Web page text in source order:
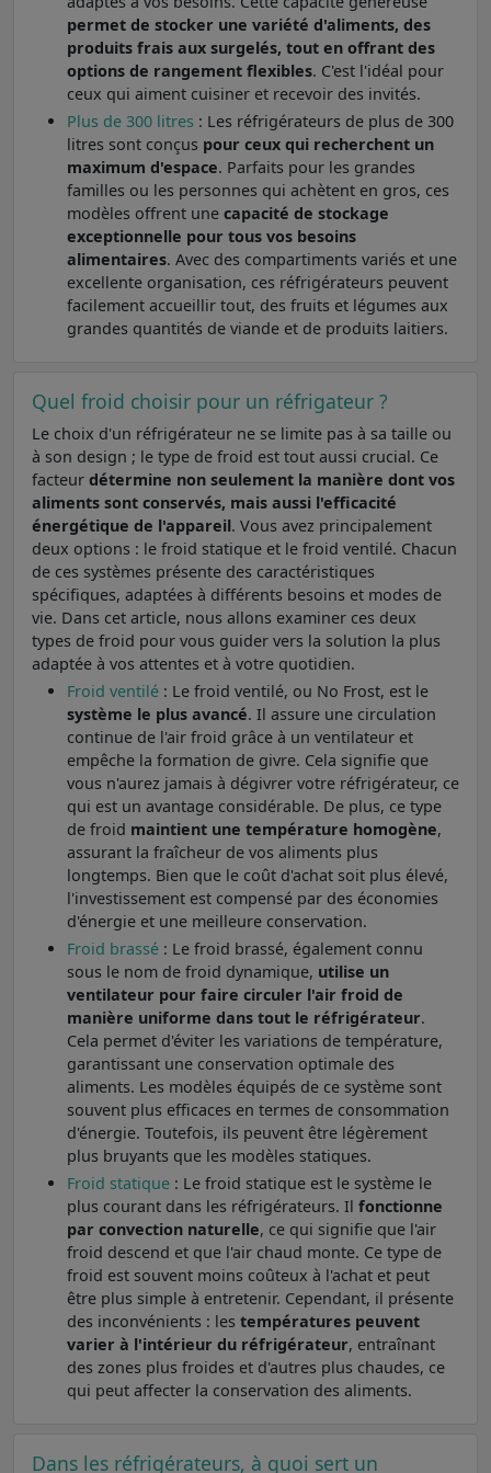
permet de stocker une variété d'aliments, des
produits frais aux surgelés, tout en offrant des
options de rangement flexibles. C'est l'idéal pour
ceux qui aiment cuisiner et recevoir des invités.
Plus de 300 litres : Les réfrigérateurs de plus de 300
litres sont conçus pour ceux qui recherchent un
maximum d'espace. Parfaits pour les grandes
familles ou les personnes qui achètent en gros, ces
modèles offrent une capacité de stockage
exceptionnelle pour tous vos besoins
alimentaires. Avec des compartiments variés et une
excellente organisation, ces réfrigérateurs peuvent
facilement accueillir tout, des fruits et légumes aux
grandes quantités de viande et de produits laitiers.
Quel froid choisir pour un réfrigateur ?
Le choix d'un réfrigérateur ne se limite pas à sa taille ou
à son design ; le type de froid est tout aussi crucial. Ce
facteur détermine non seulement la manière dont vos
aliments sont conservés, mais aussi l'efficacité
énergétique de l'appareil. Vous avez principalement
deux options : le froid statique et le froid ventilé. Chacun
de ces systèmes présente des caractéristiques
spécifiques, adaptées à différents besoins et modes de
vie. Dans cet article, nous allons examiner ces deux
types de froid pour vous guider vers la solution la plus
adaptée à vos attentes et à votre quotidien.
Froid ventilé : Le froid ventilé, ou No Frost, est le
système le plus avancé. Il assure une circulation
continue de l'air froid grâce à un ventilateur et
empêche la formation de givre. Cela signifie que
vous n'aurez jamais à dégivrer votre réfrigérateur, ce
qui est un avantage considérable. De plus, ce type
de froid maintient une température homogène,
assurant la fraîcheur de vos aliments plus
longtemps. Bien que le coût d'achat soit plus élevé,
l'investissement est compensé par des économies
d'énergie et une meilleure conservation.
Froid brassé : Le froid brassé, également connu
sous le nom de froid dynamique, utilise un
ventilateur pour faire circuler l'air froid de
manière uniforme dans tout le réfrigérateur.
Cela permet d'éviter les variations de température,
garantissant une conservation optimale des
aliments. Les modèles équipés de ce système sont
souvent plus efficaces en termes de consommation
d'énergie. Toutefois, ils peuvent être légèrement
plus bruyants que les modèles statiques.
Froid statique : Le froid statique est le système le
plus courant dans les réfrigérateurs. Il fonctionne
par convection naturelle, ce qui signifie que l'air
froid descend et que l'air chaud monte. Ce type de
froid est souvent moins coûteux à l'achat et peut
être plus simple à entretenir. Cependant, il présente
des inconvénients : les températures peuvent
varier à l'intérieur du réfrigérateur, entraînant
des zones plus froides et d'autres plus chaudes, ce
qui peut affecter la conservation des aliments.
Dans les réfrigérateurs, à quoi sert un